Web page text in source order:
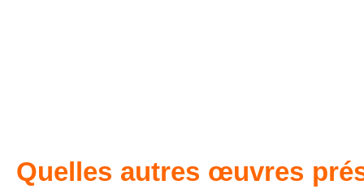
Quelles autres œuvres